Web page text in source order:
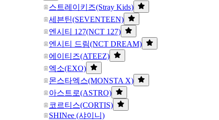
스트레이키즈(Stray Kids)
세븐틴(SEVENTEEN)
엔시티 127(NCT 127)
엔시티 드림(NCT DREAM)
에이티즈(ATEEZ)
엑소(EXO)
몬스타엑스(MONSTA X)
아스트로(ASTRO)
코르티스(CORTIS)
SHINee (샤이니)